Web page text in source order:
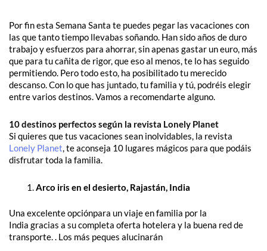
Por fin esta Semana Santa te puedes pegar las vacaciones con
las que tanto tiempo llevabas soñando. Han sido años de duro
trabajo y esfuerzos para ahorrar, sin apenas gastar un euro, más
que para tu cañita de rigor, que eso al menos, te lo has seguido
permitiendo. Pero todo esto, ha posibilitado tu merecido
descanso. Con lo que has juntado, tu familia y tú, podréis elegir
entre varios destinos. Vamos a recomendarte alguno.
10 destinos perfectos según la revista Lonely Planet
Si quieres que tus vacaciones sean inolvidables, la revista
Lonely Planet, te aconseja 10 lugares mágicos para que podáis
disfrutar toda la familia.
Arco iris en el desierto, Rajastán, India
Una excelente opciónpara un viaje en familia por la
India gracias a su completa oferta hotelera y la buena red de
transporte. . Los más peques alucinarán